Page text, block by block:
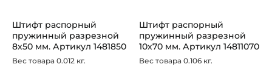
Штифт распорный
пружинный разрезной
8х50 мм. Артикул 1481850
(Kramp)
Вес товара 0.012 кг.
Штифт распорный
пружинный разрезной
10х70 мм. Артикул 14811070
(Kramp)
Вес товара 0.106 кг.